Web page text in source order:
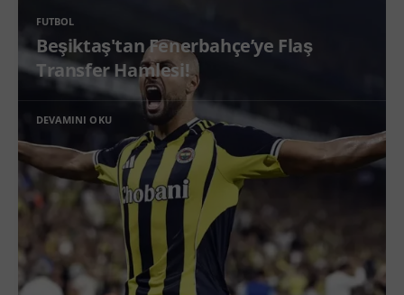
FUTBOL
Beşiktaş'tan Fenerbahçe’ye Flaş
Transfer Hamlesi!
DEVAMINI OKU